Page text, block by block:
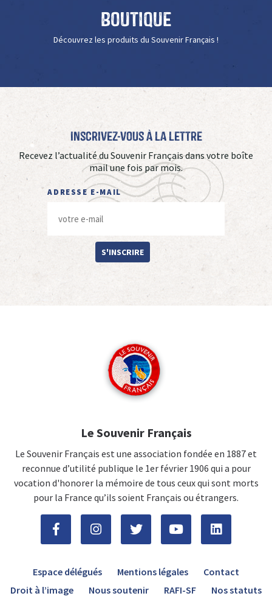
Boutique
Découvrez les produits du Souvenir Français !
Inscrivez-vous à La Lettre
Recevez l’actualité du Souvenir Français dans votre boîte
mail une fois par mois.
ADRESSE E-MAIL
S'INSCRIRE
Le Souvenir Français
Le Souvenir Français est une association fondée en 1887 et
reconnue d’utilité publique le 1er février 1906 qui a pour
vocation d'honorer la mémoire de tous ceux qui sont morts
pour la France qu’ils soient Français ou étrangers.
Espace délégués Mentions légales
Contact
Droit à l’image
Nous soutenir RAFI-SF Nos statuts